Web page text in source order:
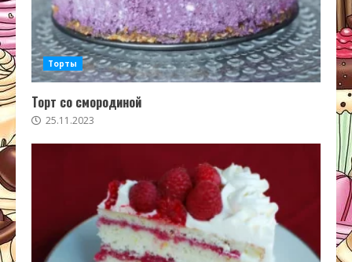
Торты
Торт со смородиной
25.11.2023